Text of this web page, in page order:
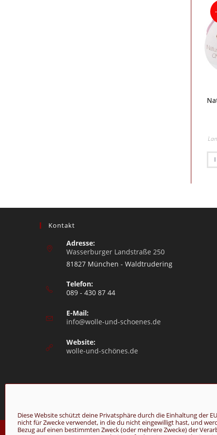
Diese Website schützt deine Privatsphäre durch die Einhaltung der
nicht für Zwecke verwendet, in die du nicht eingewilligt hast, und
Bezug auf einen bestimmten Zweck (oder mehrere Zwecke) der
Kontakt
Adresse:
Wasserburger Landstraße 250
81827 München - Waldtrudering
Telefon:
089 - 430 87 44
E-Mail:
info@wolle-und-schoenes.de
Website:
wolle-und-schönes.de
© Copyright 2026 - Wolle & Schönes